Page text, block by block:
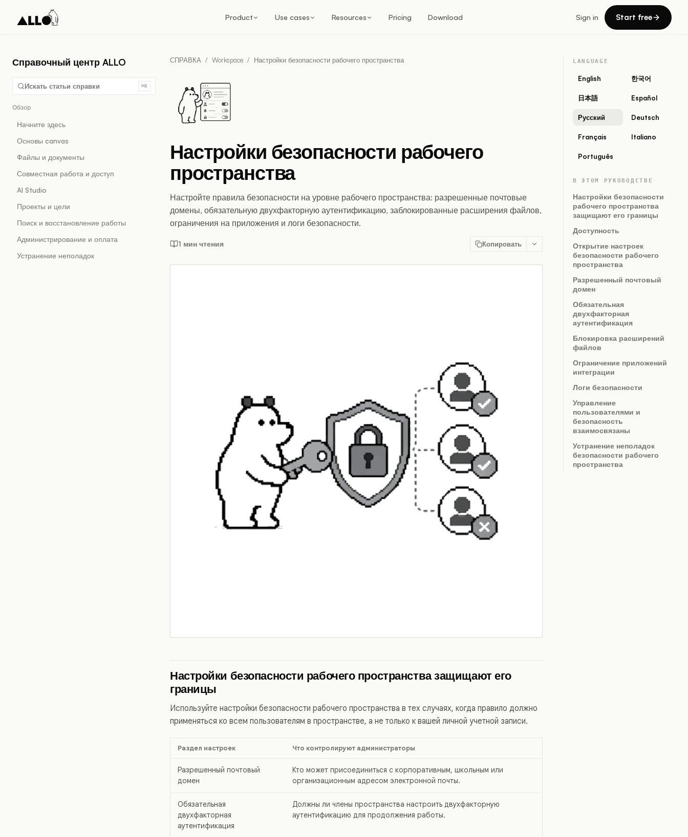
Product Use cases Resources Pricing Download Sign in Start free
Справочный центр ALLO
Искать статьи справки ⌘K
Обзор
Начните здесь
Основы canvas
Файлы и документы
Совместная работа и доступ
AI Studio
Проекты и цели
Поиск и восстановление работы
Администрирование и оплата
Устранение неполадок
СПРАВКА / Workspace / Настройки безопасности рабочего пространства
Настройки безопасности рабочего
пространства
Настройте правила безопасности на уровне рабочего пространства: разрешенные почтовые
домены, обязательную двухфакторную аутентификацию, заблокированные расширения файлов,
ограничения на приложения и логи безопасности.
1 мин чтения Копировать
Настройки безопасности рабочего пространства защищают его
границы
Используйте настройки безопасности рабочего пространства в тех случаях, когда правило должно
применяться ко всем пользователям в пространстве, а не только к вашей личной учетной записи.
Раздел настроек Что контролируют администраторы
Разрешенный почтовый
домен
Кто может присоединиться с корпоративным, школьным или
организационным адресом электронной почты.
Обязательная
двухфакторная
аутентификация
Должны ли члены пространства настроить двухфакторную
аутентификацию для продолжения работы.
LANGUAGE
English 한국어
日本語 Español
Русский Deutsch
Français Italiano
Português
В ЭТОМ РУКОВОДСТВЕ
Настройки безопасности
рабочего пространства
защищают его границы
Доступность
Открытие настроек
безопасности рабочего
пространства
Разрешенный почтовый
домен
Обязательная
двухфакторная
аутентификация
Блокировка расширений
файлов
Ограничение приложений
интеграции
Логи безопасности
Управление
пользователями и
безопасность
взаимосвязаны
Устранение неполадок
безопасности рабочего
пространства